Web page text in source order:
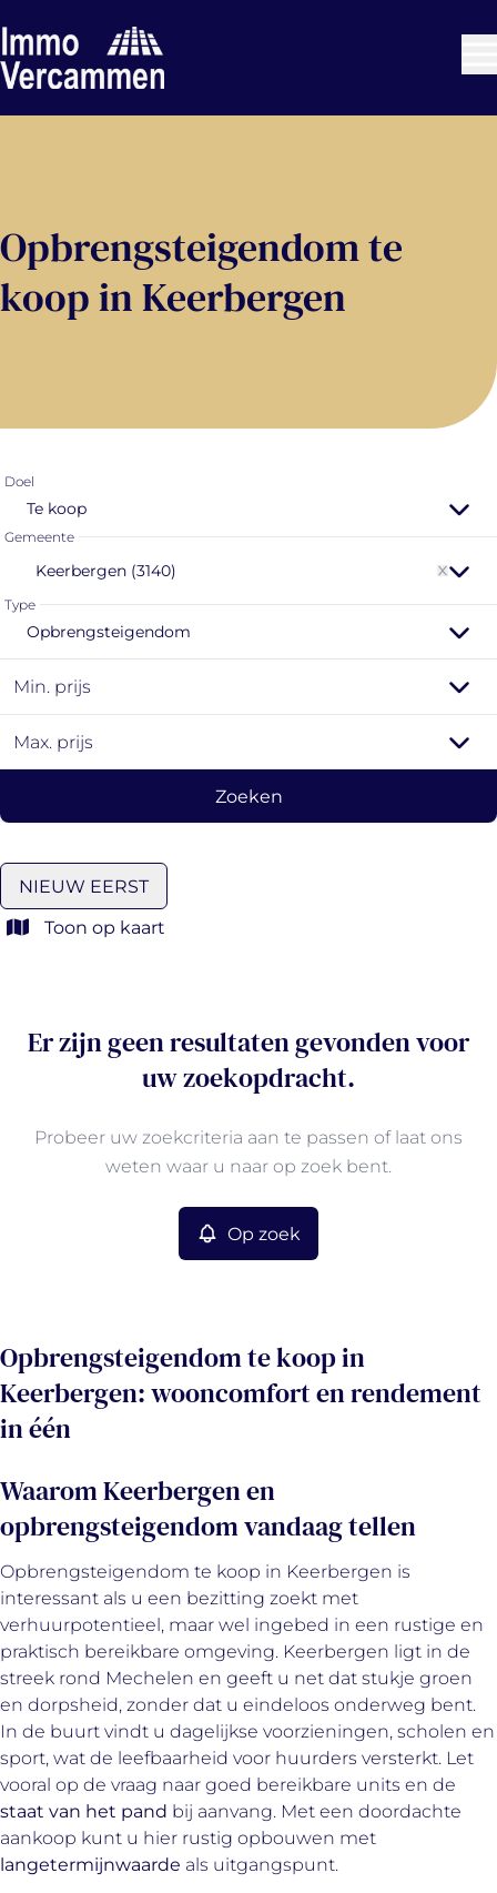
Opbrengsteigendom te
koop in Keerbergen
Doel
Te koop
Gemeente
Keerbergen (3140)
Type
Opbrengsteigendom
Min. prijs
Max. prijs
Zoeken
Toon op kaart
NIEUW EERST
Er zijn geen resultaten gevonden voor
uw zoekopdracht.
Probeer uw zoekcriteria aan te passen of laat ons
weten waar u naar op zoek bent.
Op zoek
Opbrengsteigendom te koop in
Keerbergen: wooncomfort en rendement
in één
Waarom Keerbergen en
opbrengsteigendom vandaag tellen
Opbrengsteigendom te koop in Keerbergen is
interessant als u een bezitting zoekt met
verhuurpotentieel, maar wel ingebed in een rustige en
praktisch bereikbare omgeving. Keerbergen ligt in de
streek rond Mechelen en geeft u net dat stukje groen
en dorpsheid, zonder dat u eindeloos onderweg bent.
In de buurt vindt u dagelijkse voorzieningen, scholen en
sport, wat de leefbaarheid voor huurders versterkt. Let
vooral op de vraag naar goed bereikbare units en de
staat van het pand bij aanvang. Met een doordachte
aankoop kunt u hier rustig opbouwen met
langetermijnwaarde als uitgangspunt.